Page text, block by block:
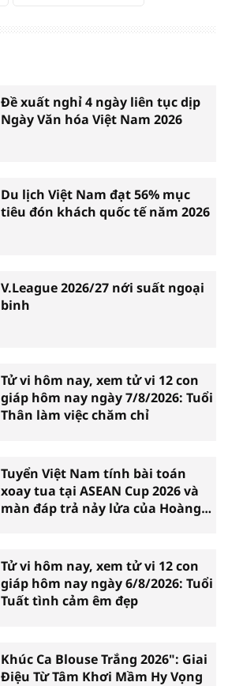
Đề xuất nghỉ 4 ngày liên tục dịp
Ngày Văn hóa Việt Nam 2026
Du lịch Việt Nam đạt 56% mục
tiêu đón khách quốc tế năm 2026
V.League 2026/27 nới suất ngoại
binh
Tử vi hôm nay, xem tử vi 12 con
giáp hôm nay ngày 7/8/2026: Tuổi
Thân làm việc chăm chỉ
Tuyển Việt Nam tính bài toán
xoay tua tại ASEAN Cup 2026 và
màn đáp trả nảy lửa của Hoàng
Tử vi hôm nay, xem tử vi 12 con
giáp hôm nay ngày 6/8/2026: Tuổi
Tuất tình cảm êm đẹp
Khúc Ca Blouse Trắng 2026": Giai
Điệu Từ Tâm Khơi Mầm Hy Vọng